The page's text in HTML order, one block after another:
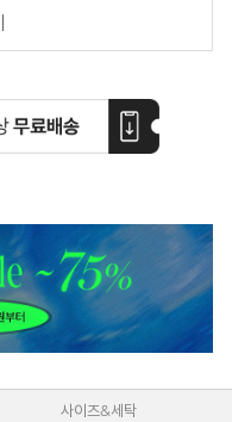
사이즈&세탁